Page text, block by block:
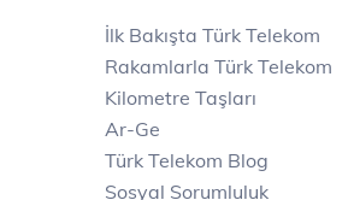
İlk Bakışta Türk Telekom
Rakamlarla Türk Telekom
Kilometre Taşları
Ar-Ge
Türk Telekom Blog
Sosyal Sorumluluk